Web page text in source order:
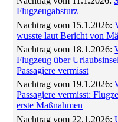
Flugzeugabsturz
Nachtrag vom 15.1.2026:
wusste laut Bericht von
Nachtrag vom 18.1.2026:
Flugzeug über
Passagiere vermisst
Nachtrag vom 19.1.2026:
Passagiere vermisst:
erste Maßnahmen
Nachtrag vom 22.1.2026: